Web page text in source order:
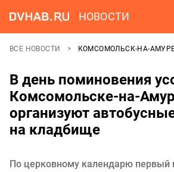
НОВОСТИ
ВСЕ НОВОСТИ КОМСОМОЛЬСК-НА-
В день поминовения
Комсомольске-на-
организуют
на кладбище
По церковному календарю первый